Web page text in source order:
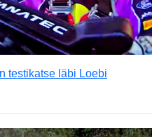
testikatse läbi Loebi